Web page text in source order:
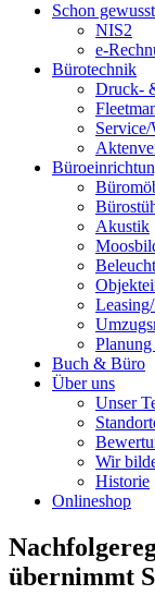
Schon
NIS2
e-
Bürotechnik
Druck-
Akustik
Buch & Büro
Über uns
Unser
Wir
Historie
Onlineshop
übernimmt